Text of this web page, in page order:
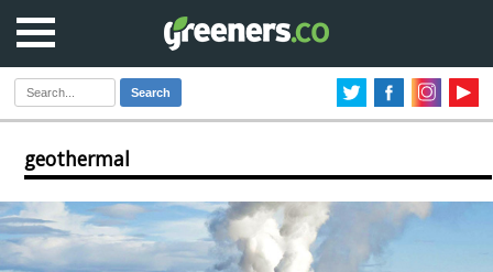
Search
geothermal